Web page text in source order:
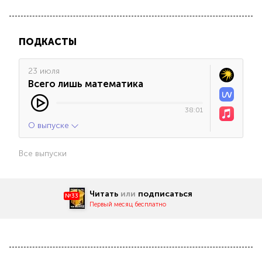
ПОДКАСТЫ
23 июля
Всего лишь математика
38:01
О выпуске
Все выпуски
№33 Читать или подписаться
Первый месяц бесплатно